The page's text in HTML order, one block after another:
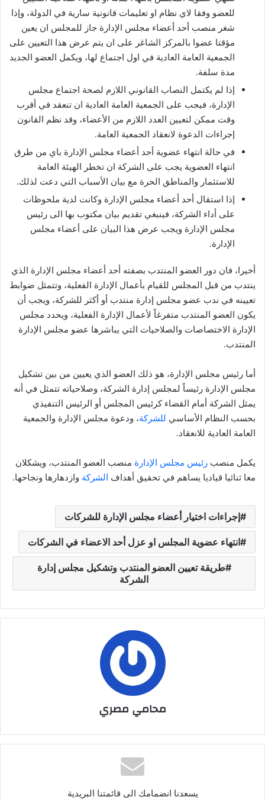
للعضو وفقا لاي نظام او تعليمات قانونية سارية في الدولة، وإذا
شغر منصب أحد أعضاء مجلس الإدارة جاز للمجلس ان يعين
مؤقتا عضوا بالمركز الشاغر على ان يتم عرض هذا التعيين على
الجمعية العامة العادية في اول اجتماع لها، ويكمل العضو الجديد
مدة سلفة.
إذا لم يكتمل النصاب القانوني اللازم لصحة اجتماع مجلس
الإدارة، فيجب على الجمعية العامة العادية ان تنعقد في أقرب
وقت ممكن لتعيين العدد اللازم من الأعضاء، وقد نظم القانون
إجراءات الدعوة لانعقاد الجمعية العامة.
في حالة انتهاء عضوية أحد أعضاء مجلس الإدارة باي من طرق
انتهاء العضوية يجب على الشركة ان تخطر الهيئة العامة
للاستثمار والمناطق الحرة مع بيان الأسباب التي دعت لذلك.
إذا استقال أحد أعضاء مجلس الإدارة وكانت لدية ملحوظات
على أداء الشركة، فينبغي تقديم بيان مكتوب بها الى رئيس
مجلس الإدارة ويجب عرض هذا البيان على أعضاء مجلس
الإدارة.
أخيرا، فان دور العضو المنتدب بصفته أحد أعضاء مجلس الإدارة الذي
ينتدب من قبل المجلس للقيام بأعمال الإدارة الفعلية، وتتمثل ضوابط
تعيينه في ندب عضو مجلس إدارة منتدب أو أكثر للشركة، ويجب أن
يكون العضو المنتدب متفرغاً لأعمال الإدارة الفعلية، ويحدد مجلس
الإدارة الاختصاصات والصلاحيات التي يباشرها عضو مجلس الإدارة
المنتدب.
أما رئيس مجلس الإدارة، هو ذلك العضو الذي يعيين من بين تشكيل
مجلس الإدارة رئيساً لمجلس إدارة الشركة، وصلاحياته تتمثل في أنه
يمثل الشركة أمام القضاء كرئيس المجلس أو الرئيس التنفيذي
بحسب النظام الأساسي للشركة، ودعوة مجلس الإدارة والجمعية
العامة العادية للانعقاد.
يكمل منصب رئيس مجلس الإدارة منصب العضو المنتدب، ويشكلان
معا ثنائيا قياديا يساهم في تحقيق أهداف الشركة وازدهارها ونجاحها.
إجراءات اختيار أعضاء مجلس الإدارة للشركات
انتهاء عضوية المجلس او عزل أحد الاعضاء في الشركات
طريقة تعيين العضو المنتدب وتشكيل مجلس إدارة
الشركة
محامي مصري
يسعدنا انضمامك الى قائمتنا البريدية